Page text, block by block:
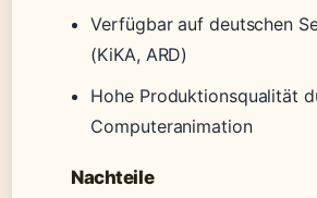
Verfügbar auf deutschen
(KiKA, ARD)
Hohe Produktionsqualität
Computeranimation
Nachteile